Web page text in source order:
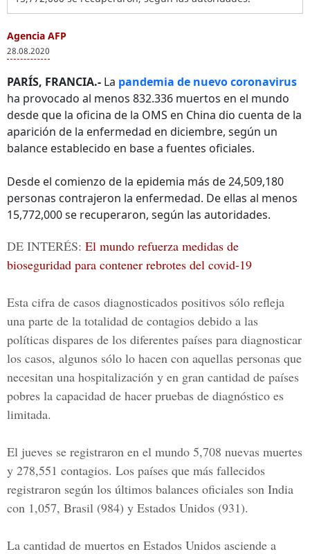
Agencia AFP
28.08.2020
PARÍS, FRANCIA.- La pandemia de nuevo coronavirus
ha provocado al menos 832.336 muertos en el mundo
desde que la oficina de la OMS en China dio cuenta de la
aparición de la enfermedad en diciembre, según un
balance establecido en base a fuentes oficiales.
Desde el comienzo de la epidemia más de 24,509,180
personas contrajeron la enfermedad. De ellas al menos
15,772,000 se recuperaron, según las autoridades.
DE INTERÉS: El mundo refuerza medidas de
bioseguridad para contener rebrotes del covid-19
Esta cifra de casos diagnosticados positivos sólo refleja
una parte de la totalidad de contagios debido a las
políticas dispares de los diferentes países para diagnosticar
los casos, algunos sólo lo hacen con aquellas personas que
necesitan una hospitalización y en gran cantidad de países
pobres la capacidad de hacer pruebas de diagnóstico es
limitada.
El jueves se registraron en el mundo 5,708 nuevas muertes
y 278,551 contagios. Los países que más fallecidos
registraron según los últimos balances oficiales son India
con 1,057, Brasil (984) y Estados Unidos (931).
La cantidad de muertos en Estados Unidos asciende a